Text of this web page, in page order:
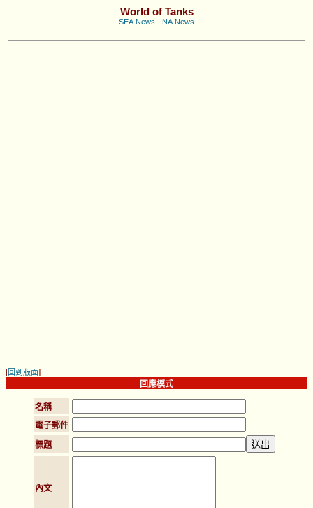
World of Tanks
SEA.News - NA.News
[回到版面]
回應模式
名稱
電子郵件
標題
內文